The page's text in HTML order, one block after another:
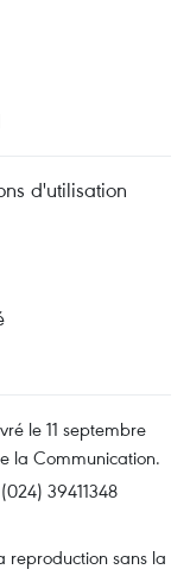
d'utilisation
le 11 septembre
la Communication.
39411348
reproduction sans la